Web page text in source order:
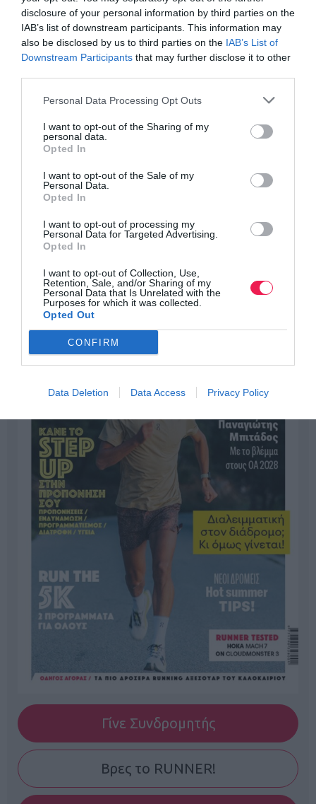
disclosure of your personal information by third parties on the
IAB’s list of downstream participants. This information may
also be disclosed by us to third parties on the IAB’s List of
Downstream Participants that may further disclose it to other
Personal Data Processing Opt Outs
I want to opt-out of the Sharing of my
personal data.
Opted In
I want to opt-out of the Sale of my
Personal Data.
Opted In
I want to opt-out of processing my
Personal Data for Targeted Advertising.
Opted In
I want to opt-out of Collection, Use,
Retention, Sale, and/or Sharing of my
Personal Data that Is Unrelated with the
Purposes for which it was collected.
Opted Out
CONFIRM
Data Deletion Data Access Privacy Policy
Γίνε Συνδρομητής
Βρες το RUNNER!